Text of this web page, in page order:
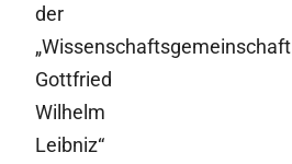
der
„Wissenschaftsgemeinschaft
Gottfried
Wilhelm
Leibniz“